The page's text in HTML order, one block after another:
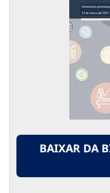
BAIXAR DA